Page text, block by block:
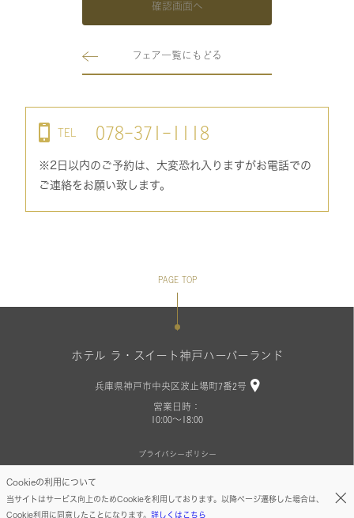
確認画面へ
フェア一覧にもどる
TEL 078-371-1118
※2日以内のご予約は、大変恐れ入りますがお電話での
ご連絡をお願い致します。
Cookieの利用について
当サイトはサービス向上のためCookieを利用しております。以降ページ遷移した場合は、
Cookie利用に同意したことになります。 詳しくはこちら
PAGE TOP
ホテル ラ・スイート神戸ハーバーランド
兵庫県神戸市中央区波止場町7番2号
営業日時：
10:00～18:00
プライバシーポリシー